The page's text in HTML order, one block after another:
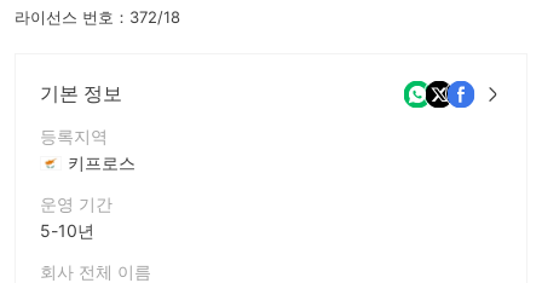
라이선스 번호：372/18
기본 정보
등록지역
키프로스
운영 기간
5-10년
회사 전체 이름